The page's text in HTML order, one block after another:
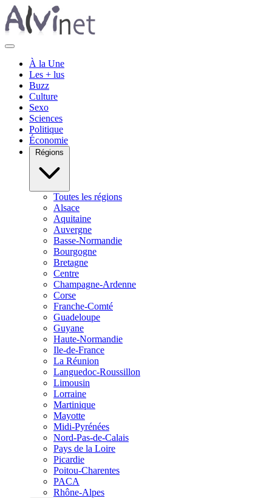
À la Une
Les + lus
Buzz
Culture
Sexo
Sciences
Politique
Économie
Régions
Toutes les régions
Alsace
Aquitaine
Auvergne
Basse-Normandie
Bourgogne
Bretagne
Centre
Champagne-Ardenne
Corse
Franche-Comté
Guadeloupe
Guyane
Haute-Normandie
Ile-de-France
La Réunion
Languedoc-Roussillon
Limousin
Lorraine
Martinique
Mayotte
Midi-Pyrénées
Nord-Pas-de-Calais
Pays de la Loire
Picardie
Poitou-Charentes
PACA
Rhône-Alpes